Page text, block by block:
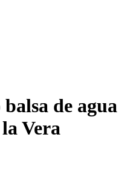
de agua
Vera